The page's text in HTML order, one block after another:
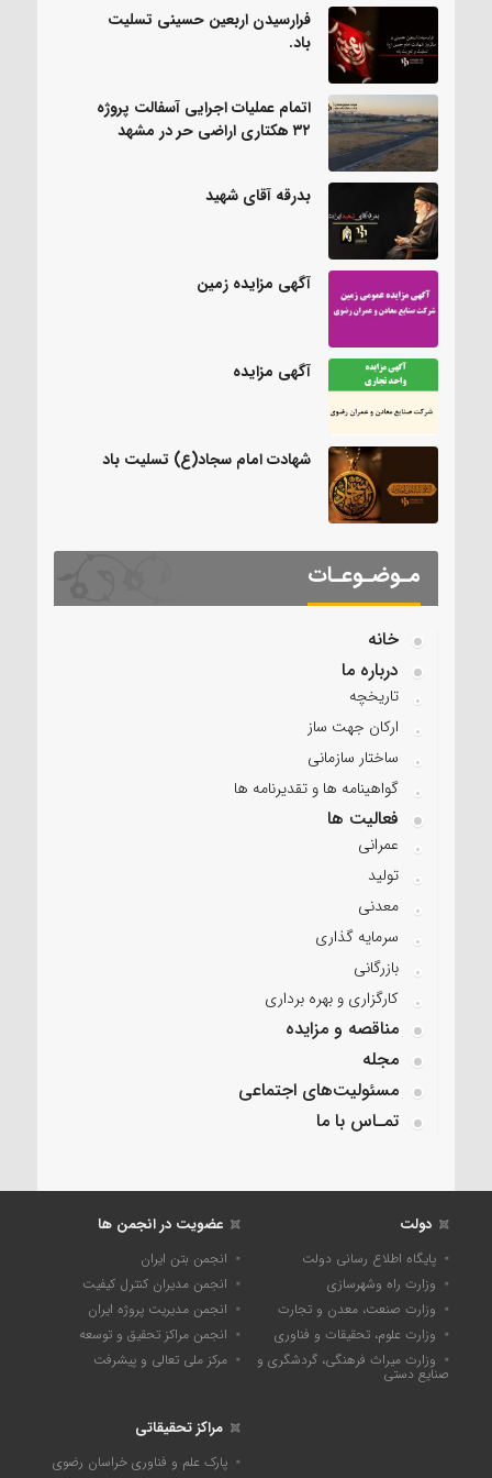
فرارسیدن اربعین حسینی تسلیت
باد.
اتمام عملیات اجرایی آسفالت پروژه
۳۲ هکتاری اراضی حر در مشهد
بدرقه آقای شهید
آگهی مزایده زمین
آگهی مزایده
شهادت امام سجاد(ع) تسلیت باد
مـوضـوعـات
خانه
درباره ما
تاریخچه
ارکان جهت ساز
ساختار سازمانی
گواهینامه ها و تقدیرنامه ها
فعالیت ها
عمرانی
تولید
معدنی
سرمایه گذاری
بازرگانی
کارگزاری و بهره برداری
مناقصه و مزایده
مجله
مسئولیت‌های اجتماعی
تمـاس با ما
دولت
پایگاه اطلاع رسانی دولت
وزارت راه وشهرسازی
وزارت صنعت، معدن و تجارت
وزارت علوم، تحقیقات و فناوری
وزارت میراث فرهنگی، گردشگری و
صنایع دستی
عضویت در انجمن ها
انجمن بتن ایران
انجمن مدیران کنترل کیفیت
انجمن مدیریت پروژه ایران
انجمن مراکز تحقیق و توسعه
مرکز ملی تعالی و پیشرفت
مراکز تحقیقاتی
پارک علم و فناوری خراسان رضوی